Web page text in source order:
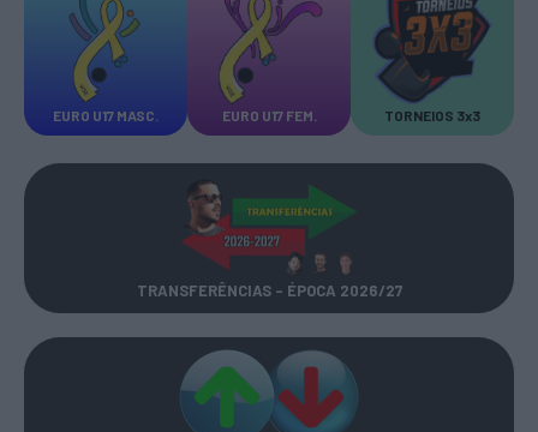
EURO U17 MASC. EURO U17 FEM. TORNEIOS 3x3
TRANSFERÊNCIAS - ÉPOCA 2026/27